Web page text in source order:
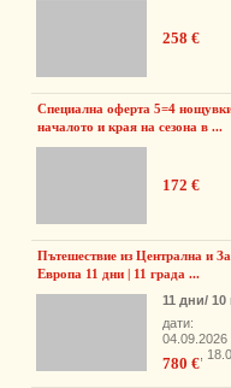
258 €
Специална оферта 5=4
началото и края на сезона в ...
172 €
Пътешествие из Централна и
Европа 11 дни | 11 града ...
11 дни/
дати:
04.09.2026
,
780 €